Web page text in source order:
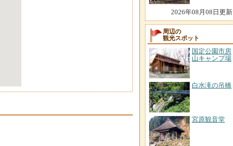
2026年08月08日更新
周辺の
観光スポット
国定公園市房
山キャンプ場
白水滝の吊橋
宮原観音堂